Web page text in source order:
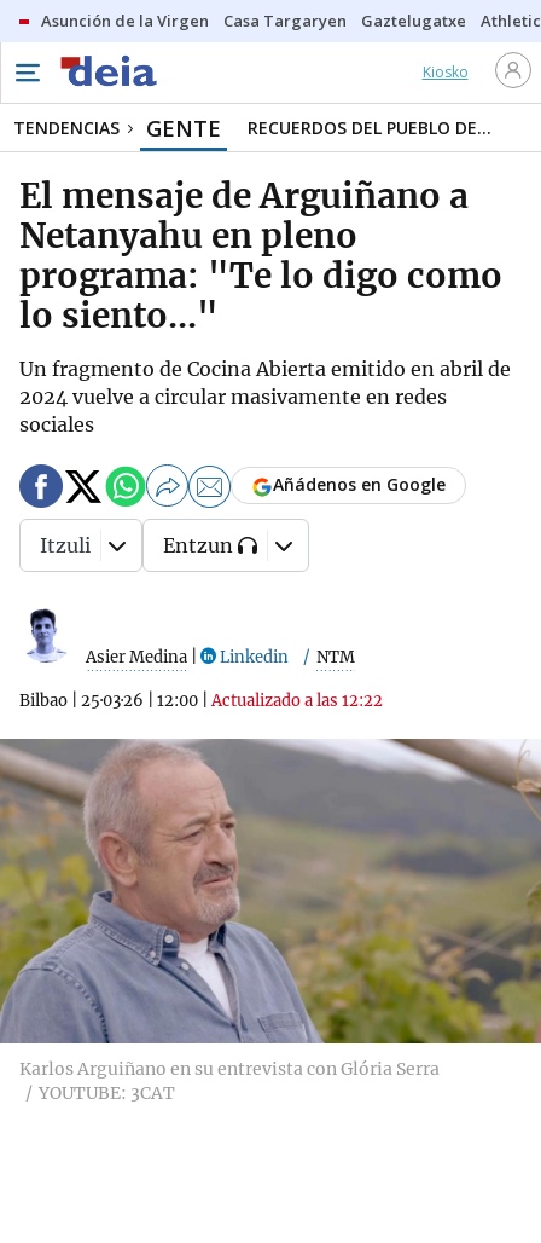
Asunción de la Virgen Casa Targaryen Gaztelugatxe Athletic
Kiosko
TENDENCIAS GENTE RECUERDOS DEL PUEBLO DE...
El mensaje de Arguiñano a
Netanyahu en pleno
programa: "Te lo digo como
lo siento..."
Un fragmento de Cocina Abierta emitido en abril de
2024 vuelve a circular masivamente en redes
sociales
Asier Medina Linkedin NTM
Bilbao 25·03·26 12:00 |Actualizado a las 12:22
Añádenos en Google
Itzuli Entzun
Karlos Arguiñano en su entrevista con Glória Serra
YOUTUBE: 3CAT